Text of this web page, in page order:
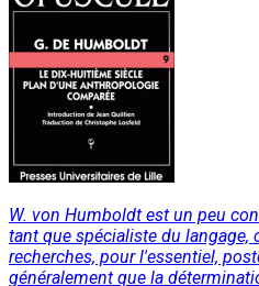
W. von Humboldt est un peu
tant que spécialiste du langage,
recherches, pour l'essentiel,
généralement que la